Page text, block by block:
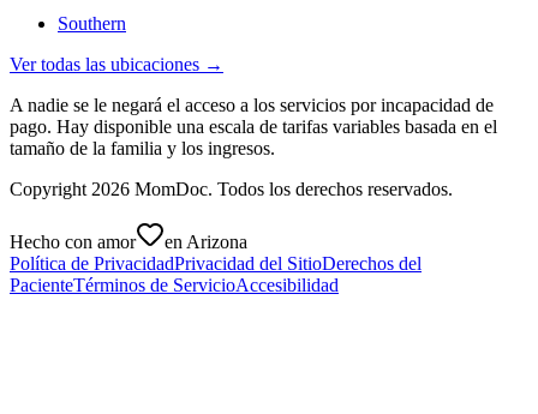
Southern
Ver todas las ubicaciones →
A nadie se le negará el acceso a los servicios por incapacidad de
pago. Hay disponible una escala de tarifas variables basada en el
tamaño de la familia y los ingresos.
Copyright 2026 MomDoc. Todos los derechos reservados.
Hecho con amor
en Arizona
Política de PrivacidadPrivacidad del SitioDerechos del
PacienteTérminos de ServicioAccesibilidad